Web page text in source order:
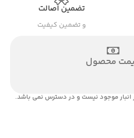
تضمین اصالت
و تضمین کیفیت
محصول
موجود نیست و در دسترس نمی باشد.